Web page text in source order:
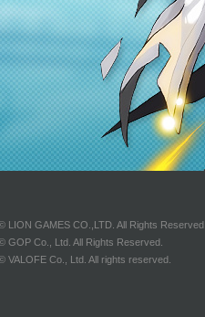
LION GAMES CO.,LTD. All Rights Reserved.
GOP Co., Ltd. All Rights Reserved.
VALOFE Co., Ltd. All rights reserved.